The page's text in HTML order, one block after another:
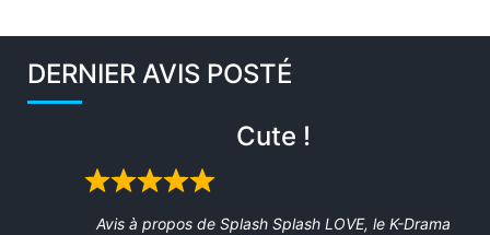
DERNIER AVIS POSTÉ
Cute !
Rated
Avis à propos de Splash Splash LOVE, le K-Drama